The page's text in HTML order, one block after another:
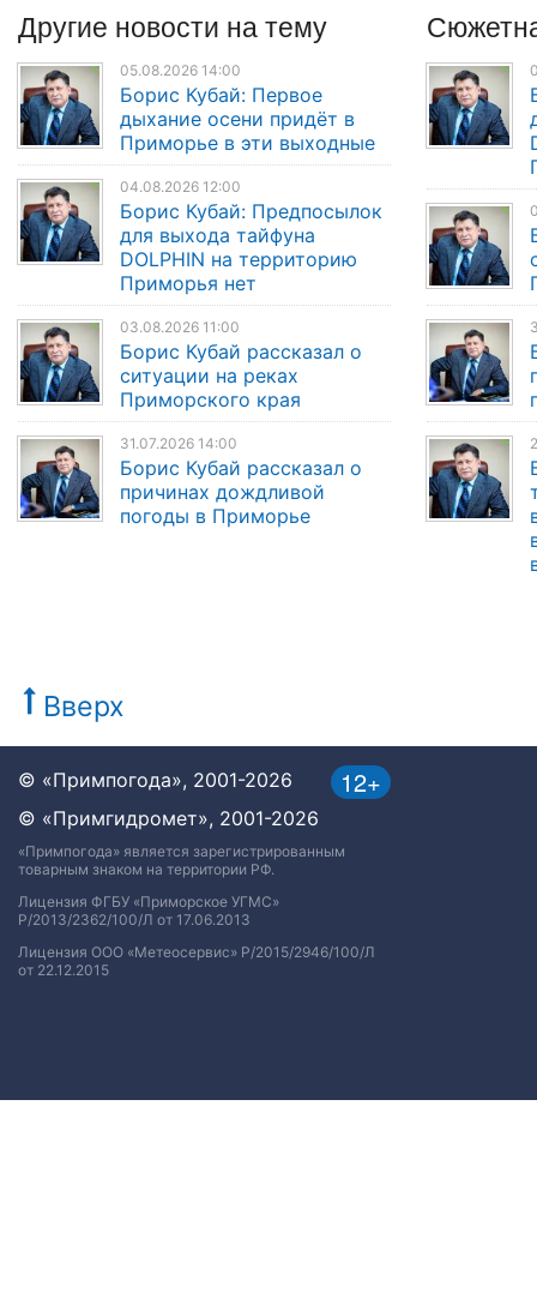
Другие новости на тему
05.08.2026 14:00
Борис Кубай: Первое
дыхание осени придёт в
Приморье в эти выходные
04.08.2026 12:00
Борис Кубай: Предпосылок
для выхода тайфуна
DOLPHIN на территорию
Приморья нет
03.08.2026 11:00
Борис Кубай рассказал о
ситуации на реках
Приморского края
31.07.2026 14:00
Борис Кубай рассказал о
причинах дождливой
погоды в Приморье
Вверх
12+
© «Примпогода», 2001-2026
© «Примгидромет», 2001-2026
«Примпогода» является зарегистрированным
товарным знаком на территории РФ.
Лицензия ФГБУ «Приморское УГМС»
Р/2013/2362/100/Л от 17.06.2013
Лицензия ООО «Метеосервис» Р/2015/2946/100/Л
от 22.12.2015